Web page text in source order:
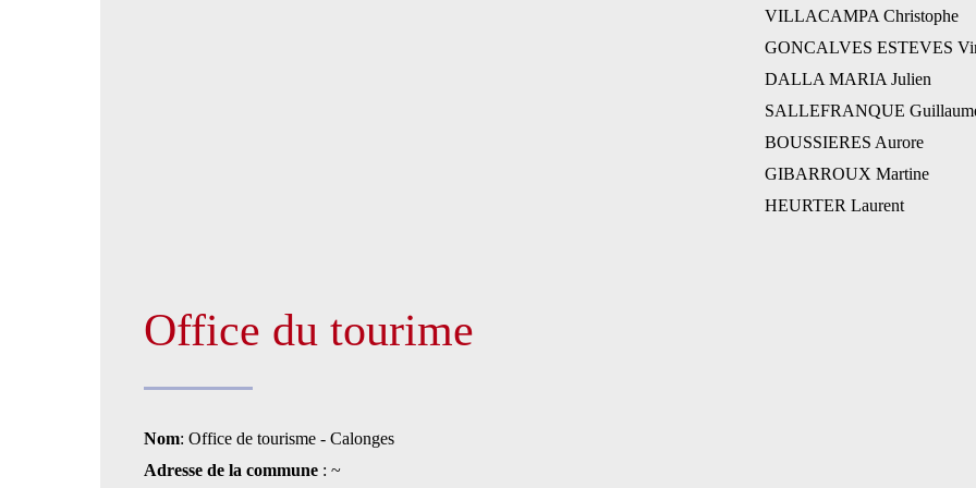
VILLACAMPA Christophe
GONCALVES ESTEVES
DALLA MARIA Julien
SALLEFRANQUE
BOUSSIERES Aurore
GIBARROUX Martine
HEURTER Laurent
Office du tourime
Nom: Office de tourisme - Calonges
Adresse de la commune : ~